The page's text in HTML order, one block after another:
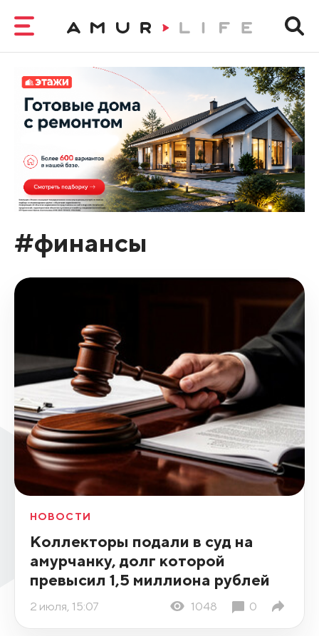
#финансы
НОВОСТИ
Коллекторы подали в суд на
амурчанку, долг которой
превысил 1,5 миллиона рублей
2 июля, 15:07 1048 0